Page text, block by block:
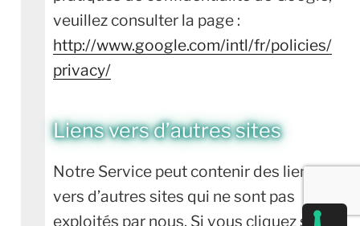
veuillez consulter la page :
http://www.google.com/intl/fr/policies/
privacy/
Liens vers d’autres sites
Notre Service peut contenir des liens
vers d’autres sites qui ne sont pas
exploités par nous. Si vous cliquez sur